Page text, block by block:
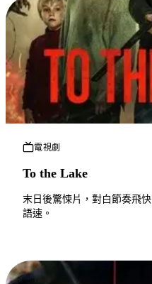
電視劇
To the Lake
末日後驚悚片，對白節奏飛
語速。